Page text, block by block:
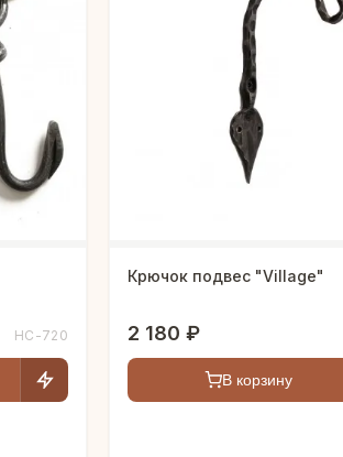
HC-720
Крючок подвес "Village"
2 180 ₽
В корзину